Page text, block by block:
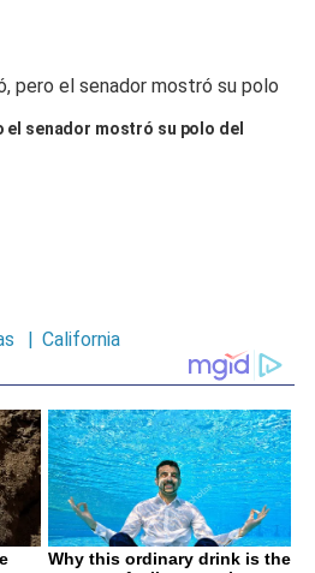
el senador mostró su polo del
| California